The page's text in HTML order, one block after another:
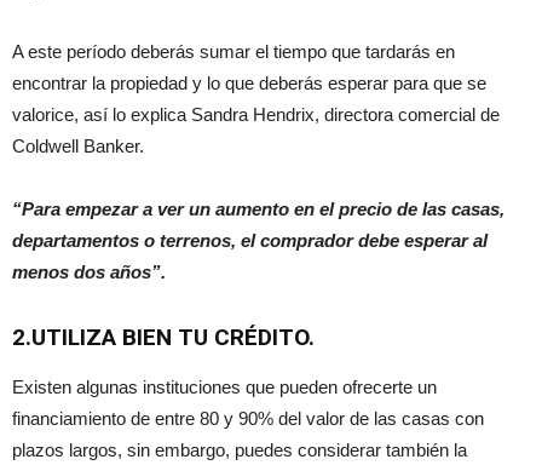
A este período deberás sumar el tiempo que tardarás en
encontrar la propiedad y lo que deberás esperar para que se
valorice, así lo explica Sandra Hendrix, directora comercial de
Coldwell Banker.
“Para empezar a ver un aumento en el precio de las casas,
departamentos o terrenos, el comprador debe esperar al
menos dos años”.
2.UTILIZA BIEN TU CRÉDITO.
Existen algunas instituciones que pueden ofrecerte un
financiamiento de entre 80 y 90% del valor de las casas con
plazos largos, sin embargo, puedes considerar también la